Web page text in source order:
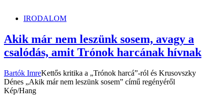
IRODALOM
Akik már nem leszünk sosem, avagy a
csalódás, amit Trónok harcának hívnak
Bartók ImreKettős kritika a „Trónok harcá”-ról és Krusovszky
Dénes „Akik már nem leszünk sosem” című regényéről
Kép/Hang